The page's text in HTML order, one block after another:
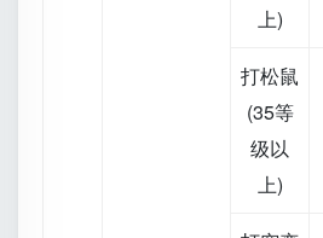
上)
打松鼠
(35等
级以
上)